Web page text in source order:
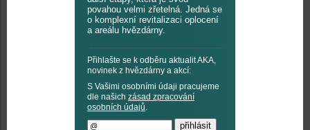
povahou velmi zřetelná. Jedná se
o komplexní revitalizaci oplocení
a areálu hvězdárny.
Přihlašte se k odběru aktualit AKA,
novinek z hvězdárny a akcí:
S Vašimi osobními údaji pracujeme
dle našich zásad zpracování
osobních údajů.